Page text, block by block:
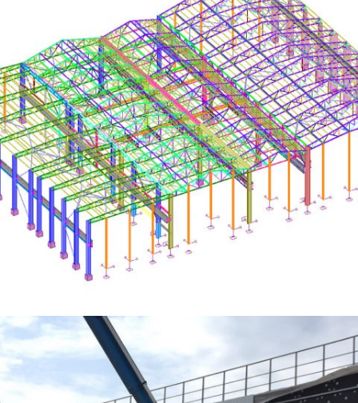
MODÉLISATION ET CALCUL D’UNE CHARPENTE DE BÂTIMENTS DE PRODUCTION
– INDUSTRIE SIDÉRURGIQUE